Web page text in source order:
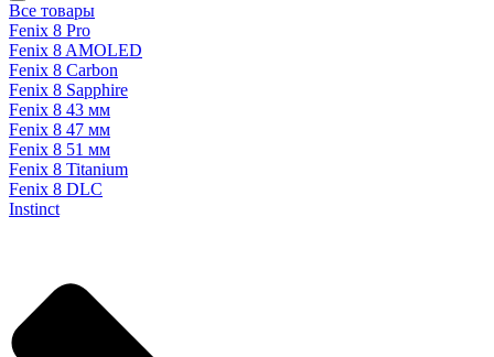
Все товары
Fenix 8 Pro
Fenix 8 AMOLED
Fenix 8 Carbon
Fenix 8 Sapphire
Fenix 8 43 мм
Fenix 8 47 мм
Fenix 8 51 мм
Fenix 8 Titanium
Fenix 8 DLC
Instinct